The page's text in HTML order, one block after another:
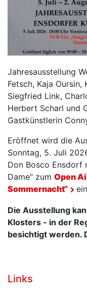
Jahresausstellung
Fetsch, Kaja Oursin,
Siegfried Link,
Herbert Scharl und
Gastkünstlerin
Eröffnet wird die
Sonntag, 5. Juli
Don Bosco Ensdorf
Dame“ zum Open
Sommernacht“
Die Ausstellung
Klosters - in der
besichtigt werden.
Links